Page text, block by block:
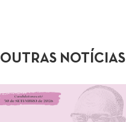
OUTRAS NOTÍCIAS